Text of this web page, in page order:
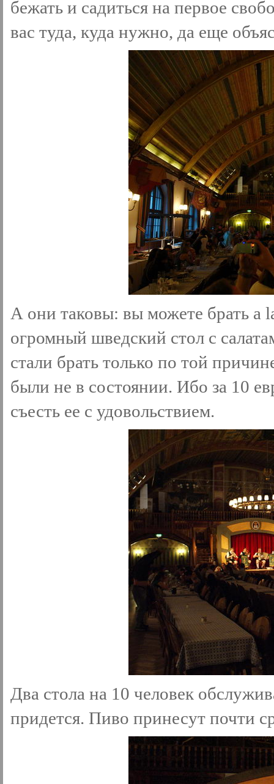
бежать и садиться на первое
вас туда, куда нужно, да еще
А они таковы: вы можете брать а
огромный шведский стол с
стали брать только по той
были не в состоянии. Ибо за 10
съесть ее с удовольствием.
Два стола на 10 человек
придется. Пиво принесут почти